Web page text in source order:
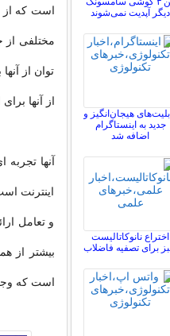
است که از
مختلفی از
توان از
از آنها
آنها
اینترنت
و تعامل
بیشتر از
است که
دیگر آپدیت نمی‌شوند
هیجان‌انگیز و
جدید به اینستاگرام
اضافه شد
اختراع نانوکاتالیست
برای تصفیه فاضلاب